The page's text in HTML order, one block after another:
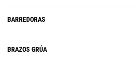
BARREDORAS
BRAZOS GRÚA